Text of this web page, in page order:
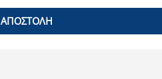
ΑΠΟΣΤΟΛΗ